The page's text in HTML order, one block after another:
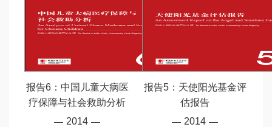
报告6：中国儿童大病医
疗保障与社会救助分析
2014
报告5：天使阳光基金评
估报告
2014